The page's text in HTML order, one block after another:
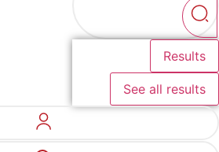
Results
See all results